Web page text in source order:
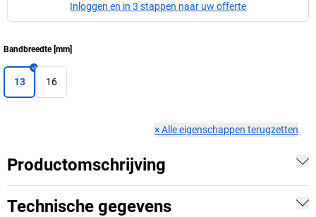
Inloggen en in 3 stappen naar uw offerte
Bandbreedte[mm]
13 16
×Alle eigenschappen terugzetten
Productomschrijving
Technische gegevens